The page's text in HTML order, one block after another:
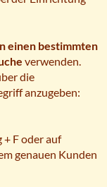
einen bestimmten
verwenden.
die
anzugeben:
F oder auf
genauen Kunden